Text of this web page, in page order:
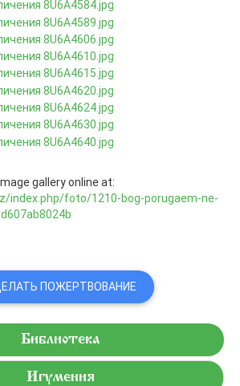
gallery online at:
index.php/foto/1210-bog-porugaem-ne-
ПОЖЕРТВОВАНИЕ
Библиотека
Игумения